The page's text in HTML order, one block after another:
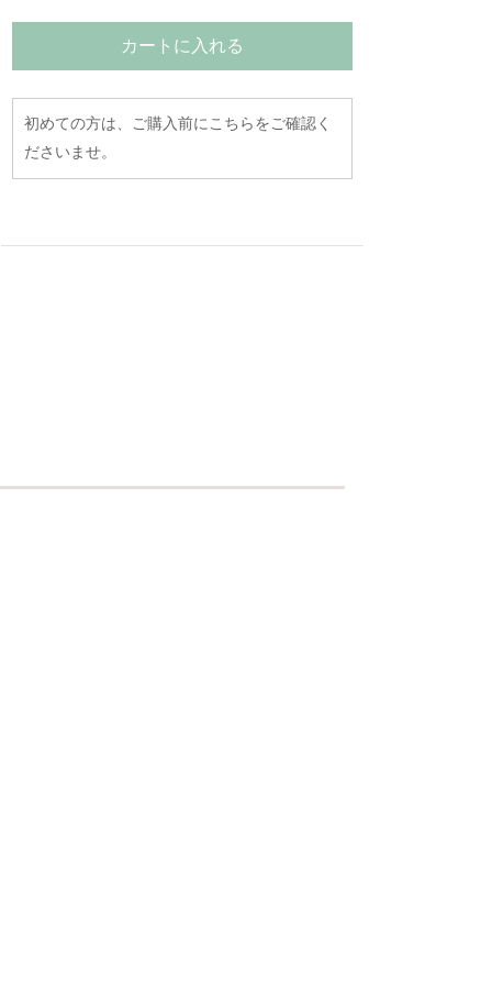
カートに入れる
初めての方は、ご購入前にこちらをご確認く
ださいませ。